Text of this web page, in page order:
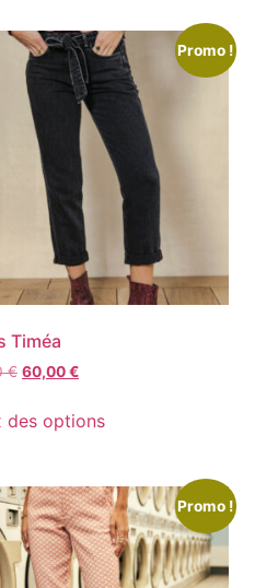
Promo !
Timéa
€ 60,00€
des options
Promo !